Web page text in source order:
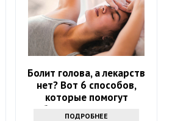
Болит голова, а лекарств
нет? Вот 6 способов,
которые помогут
избавиться от напасти
ПОДРОБНЕЕ